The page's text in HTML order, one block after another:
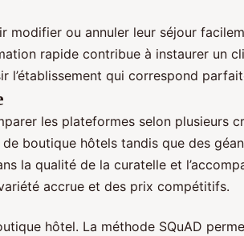
ou annuler leur séjour
rapide contribue à instaurer un
qui correspond
les plateformes selon plusieurs
boutique hôtels tandis que des
la qualité de la curatelle et
accrue et des prix compétitifs.
hôtel. La méthode SQuAD